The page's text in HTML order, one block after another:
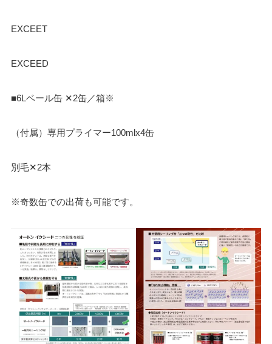
EXCEET
EXCEED
■6Lベール缶 ✕2缶／箱※
（付属）専用プライマー100mlx4缶
別毛✕2本
※奇数缶での出荷も可能です。